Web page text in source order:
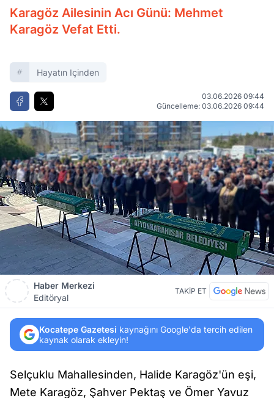
Karagöz Ailesinin Acı Günü: Mehmet
Karagöz Vefat Etti.
Hayatın Içinden
03.06.2026 09:44
Güncelleme: 03.06.2026 09:44
Haber Merkezi
Editöryal
TAKİP ET
Kocatepe Gazetesi kaynağını Google'da tercih edilen
kaynak olarak ekleyin!
Selçuklu Mahallesinden, Halide Karagöz'ün eşi,
Mete Karagöz, Şahver Pektaş ve Ömer Yavuz